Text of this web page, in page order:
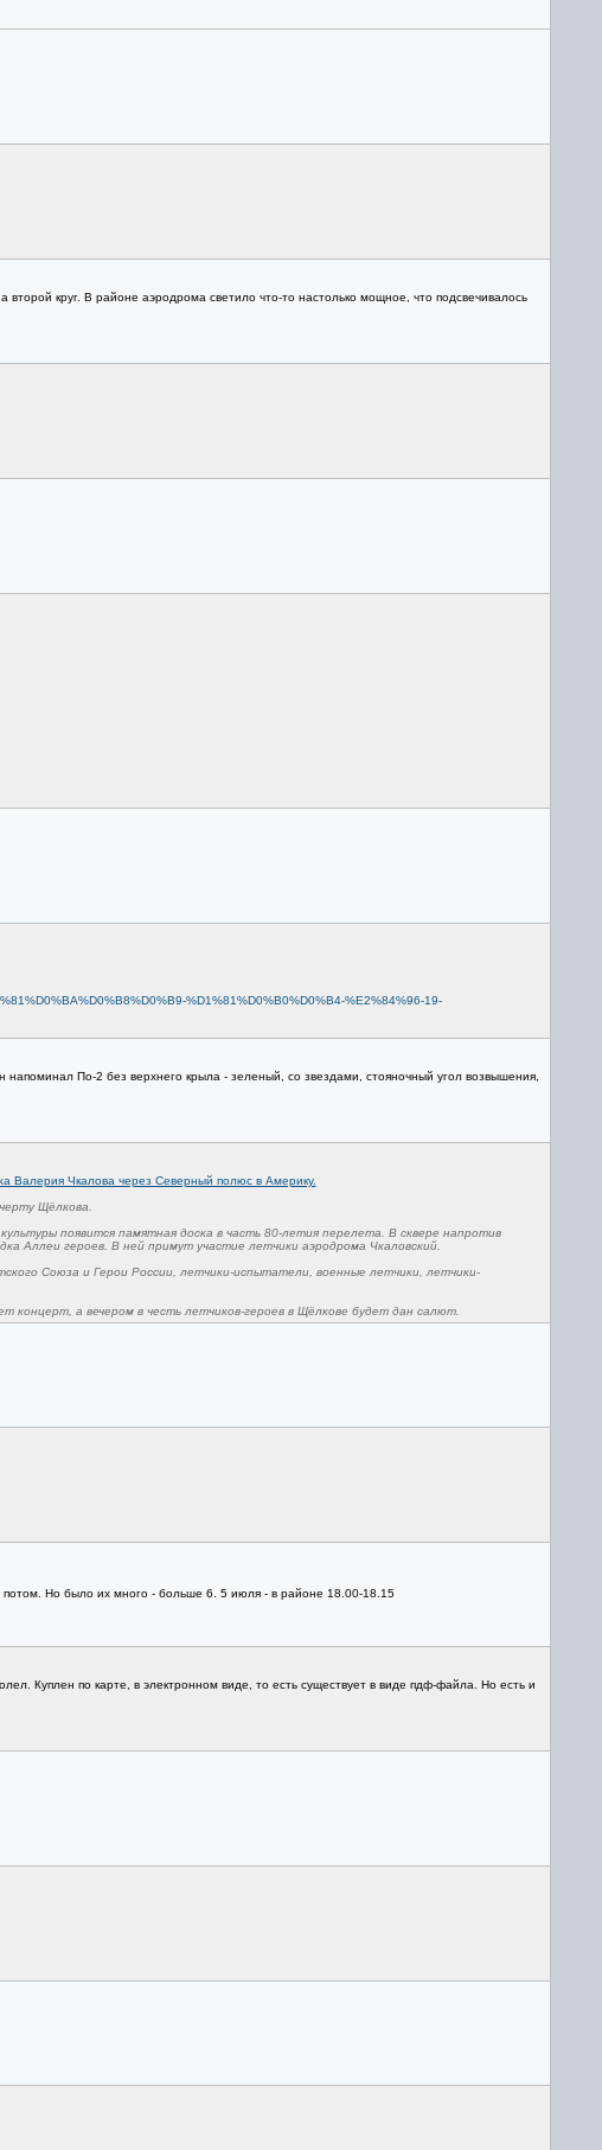
круг. В районе аэродрома светило что-то настолько мощное, что подсвечивалось
%D1%81%D0%B0%D0%B4-%E2%84%96-19-
По-2 без верхнего крыла - зеленый, со звездами, стояночный угол возвышения,
Валерия Чкалова через Северный полюс в Америку.
Щёлкова.
появится памятная доска в часть 80-летия перелета. В сквере напротив
Аллеи героев. В ней примут участие летчики аэродрома Чкаловский.
Союза и Герои России, летчики-испытатели, военные летчики, летчики-
концерт, а вечером в честь летчиков-героев в Щёлкове будет дан салют.
Но было их много - больше 6. 5 июля - в районе 18.00-18.15
Куплен по карте, в электронном виде, то есть существует в виде пдф-файла. Но есть и